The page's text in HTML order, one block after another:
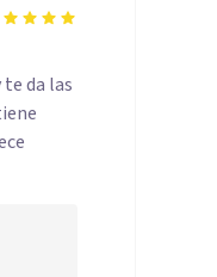
da las